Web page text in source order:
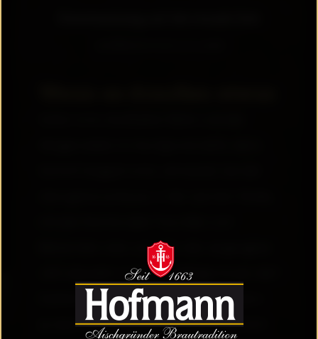
Bekannten sitzt und über das vergangene
Jahr plaudert. Auch ein deftiges Essen darf
hierbei natürlich nicht fehlen. Und wenn
es dann so richtig festlich wird, natürlich